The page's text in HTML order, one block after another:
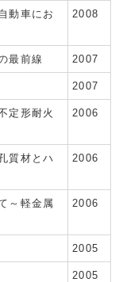
動車にお
2008
最前線 2007
2007
定形耐火
2006
質材とハ
2006
～軽金属
2006
2005
2005